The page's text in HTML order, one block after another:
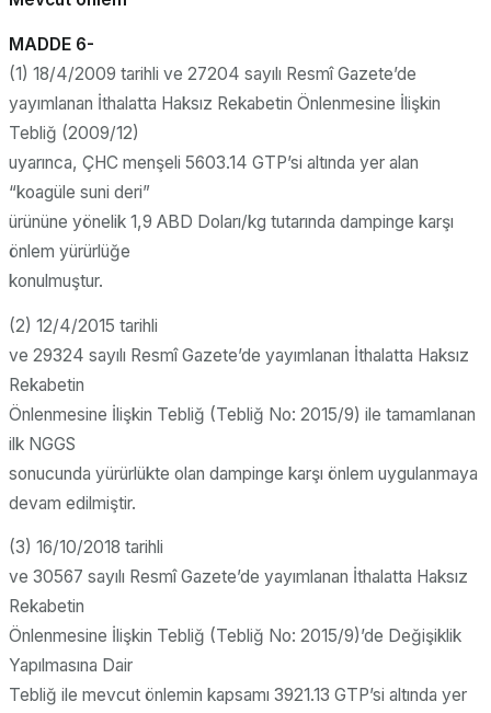
MADDE 6-
(1) 18/4/2009 tarihli ve 27204 sayılı Resmî Gazete’de
yayımlanan İthalatta Haksız Rekabetin Önlenmesine İlişkin
Tebliğ (2009/12)
uyarınca, ÇHC menşeli 5603.14 GTP’si altında yer alan
“koagüle suni deri”
ürününe yönelik 1,9 ABD Doları/kg tutarında dampinge karşı
önlem yürürlüğe
konulmuştur.
(2) 12/4/2015 tarihli
ve 29324 sayılı Resmî Gazete’de yayımlanan İthalatta Haksız
Rekabetin
Önlenmesine İlişkin Tebliğ (Tebliğ No: 2015/9) ile tamamlanan
ilk NGGS
sonucunda yürürlükte olan dampinge karşı önlem uygulanmaya
devam edilmiştir.
(3) 16/10/2018 tarihli
ve 30567 sayılı Resmî Gazete’de yayımlanan İthalatta Haksız
Rekabetin
Önlenmesine İlişkin Tebliğ (Tebliğ No: 2015/9)’de Değişiklik
Yapılmasına Dair
Tebliğ ile mevcut önlemin kapsamı 3921.13 GTP’si altında yer